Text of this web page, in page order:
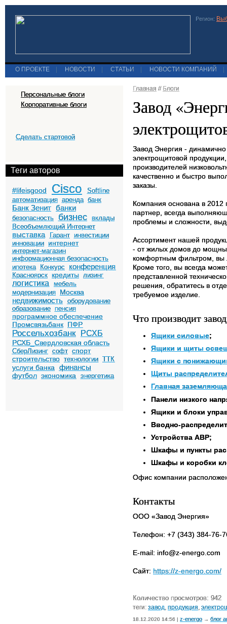
Регион:
О ПРОЕКТЕ НОВОСТИ СТАТЬИ НОВОСТИ КОМПАНИЙ
Персональные блоги
Корпоративные блоги
Сделать стартовой
Теги авторов
#lifeisgood Cisco
Softline
автоматизация аренда банк
Банк Зенит банки
безопасность бизнес
вклады
Всеобъемлющий Интернет
выставка Гарант инвестиции
инновации
интернет
интернет-магазин
информационная безопасность
ипотека
Конкурс конференция
Красноярск кредиты лизинг
логистика
мебель
модернизация
Москва
недвижимость оборудование
образование пенсия
программное обеспечение
Промсвязьбанк ПФР
Россельхозбанк РСХБ
РСХБ_Свердловская область
СберЛизинг софт спорт
строительство технологии ТТК
услуги банка финансы
футбол экономика энергетика
Главная // Блоги
Завод
Завод Энергия - динамично
электрощитовой
производителей
качественно и быстро
заказы.
Компания основана в 2012
партнер, всегда
проблемы и сложности,
Ассортимент нашей
- от жилых домов до
комфортным фильтром, вы
Кроме того, вы всегда
представленной
решения, обратитесь в
требуемое изделие.
Что производит
Ящики силовые;
Ящики и щиты
Ящики с
Щиты
Главная
Панели низкого
Ящики и блоки
Вводно-
Устройства АВР;
Шкафы и пункты
Шкафы и коробки
Офис компании
Контакты
ООО «Завод Энергия»
Телефон: +7 (343) 384-76-
E-mail: info@z-energo.com
Сайт: https://z-energo.com/
Количество просмотров: 942
теги: завод продукция
18.12.2020 14:56 | z-energo → блог